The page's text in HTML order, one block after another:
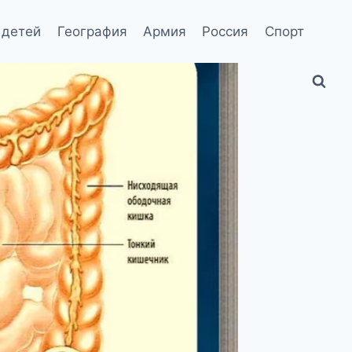
География Армия Россия Спорт